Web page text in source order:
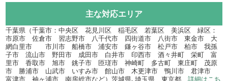
主な対応エリア
千葉県（千葉市：中央区 花見川区 稲毛区 若葉区 美浜区 緑区：
市原市 佐倉市 習志野市 八千代市 四街道市 八街市 東金市 大
網白里市 市川市 船橋市 浦安市 鎌ヶ谷市 松戸市 柏市 我孫
子市 流山市 野田市 成田市 白井市 印西市 酒々井町 栄町 富
里市 香取市 旭市 銚子市 匝瑳市 神崎町 多古町 東庄町 茂原
市 勝浦市 山武市 いすみ市 館山市 木更津市 鴨川市 君津市
富津市 袖ヶ浦市 南房総市など）茨城県､埼玉県、東京都詳細はこち